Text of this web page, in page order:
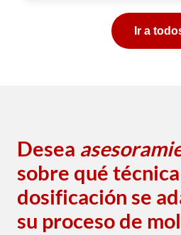
Ir a
Desea
sobre qué
dosificación se
su proceso de